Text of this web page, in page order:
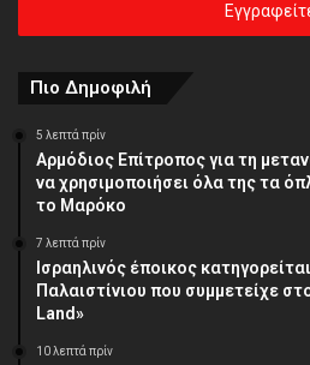
διεύθυνση
Πιο Δημοφιλή
5 λεπτά πρίν
Αρμόδιος Επίτροπος για τη
να χρησιμοποιήσει όλα της τα
το Μαρόκο
7 λεπτά πρίν
Ισραηλινός έποικος
Παλαιστίνιου που συμμετείχε
Land»
10 λεπτά πρίν